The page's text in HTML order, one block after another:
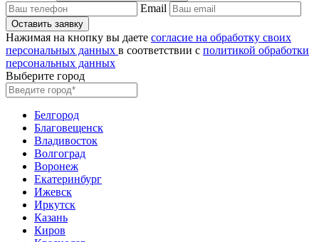
Email
Нажимая на кнопку вы даете согласие на обработку своих
персональных данных в соответствии с политикой обработки
персональных данных
Выберите город
Белгород
Благовещенск
Владивосток
Волгоград
Воронеж
Екатеринбург
Ижевск
Иркутск
Казань
Киров